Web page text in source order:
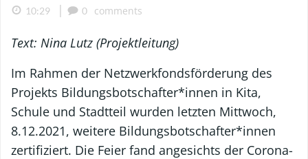
10:29 | 0 comments
Text: Nina Lutz (Projektleitung)
Im Rahmen der Netzwerkfondsförderung des
Projekts Bildungsbotschafter*innen in Kita,
Schule und Stadtteil wurden letzten Mittwoch,
8.12.2021, weitere Bildungsbotschafter*innen
zertifiziert. Die Feier fand angesichts der Corona-